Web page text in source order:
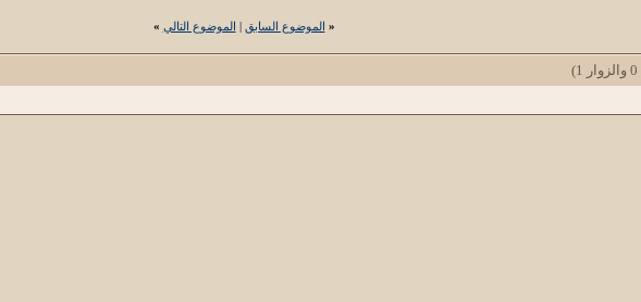
« الموضوع السابق | الموضوع التالي »